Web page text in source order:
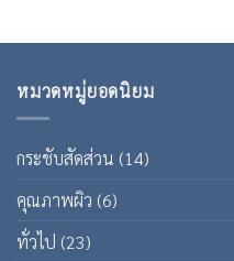
หมวดหมู่ยอดนิยม
กระชับสัดส่วน (14)
คุณภาพผิว (6)
ทั่วไป (23)